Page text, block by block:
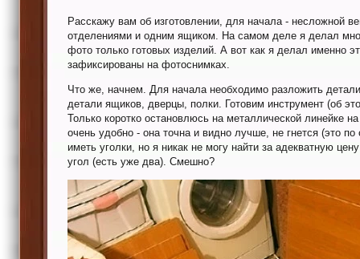
Расскажу вам об изготовлении, для начала - несложной
отделениями и одним ящиком. На самом деле я делал
фото только готовых изделий. А вот как я делал именно
зафиксированы на фотоснимках.
Что же, начнем. Для начала необходимо разложить
детали ящиков, дверцы, полки. Готовим инструмент (об
Только коротко остановлюсь на металлической линейке
очень удобно - она точна и видно лучше, не гнется (это
иметь уголки, но я никак не могу найти за адекватную
угол (есть уже два). Смешно?